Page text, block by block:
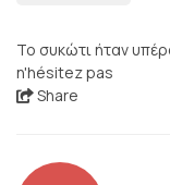
Το συκώτι ήταν
n'hésitez pas
Share